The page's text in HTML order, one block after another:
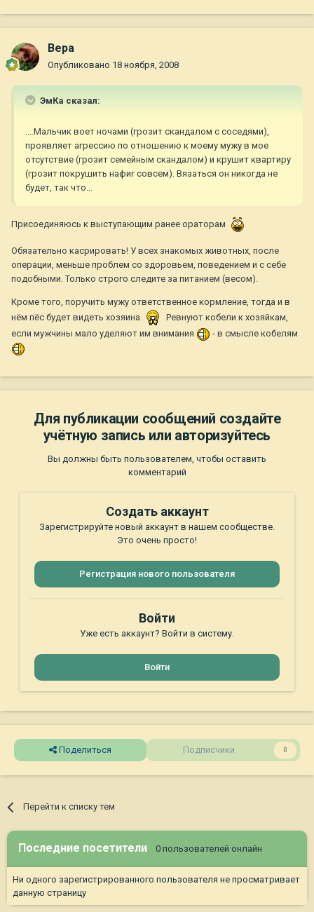
Вера
Опубликовано 18 ноября, 2008
ЭмКа сказал:
....Мальчик воет ночами (грозит скандалом с соседями),
проявляет агрессию по отношению к моему мужу в мое
отсутствие (грозит семейным скандалом) и крушит квартиру
(грозит покрушить нафиг совсем). Вязаться он никогда не
будет, так что...
Присоединяюсь к выступающим ранее ораторам
Обязательно касрировать! У всех знакомых животных, после
операции, меньше проблем со здоровьем, поведением и с себе
подобными. Только строго следите за питанием (весом).
Кроме того, поручить мужу ответственное кормление, тогда и в
нём пёс будет видеть хозяина
Ревнуют кобели к хозяйкам,
если мужчины мало уделяют им внимания
- в смысле кобелям
Для публикации сообщений создайте
учётную запись или авторизуйтесь
Вы должны быть пользователем, чтобы оставить
комментарий
Создать аккаунт
Зарегистрируйте новый аккаунт в нашем сообществе.
Это очень просто!
Регистрация нового пользователя
Войти
Уже есть аккаунт? Войти в систему.
Войти
Поделиться Подписчики 0
Перейти к списку тем
Последние посетители 0 пользователей онлайн
Ни одного зарегистрированного пользователя не просматривает
данную страницу